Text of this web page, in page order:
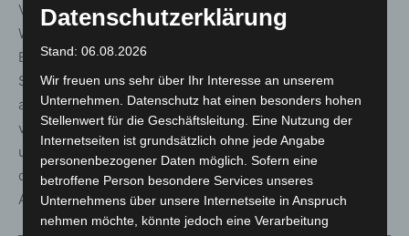
Verkehrsmischfläche angelegt. „Dieser Bereich dient als
Wendepunkt für den Kfz-Verkehr, der mit einer
Einbahnstraßen-Regelung durch diesen Abschnitt der
Stadtparkallee geleitet wird. Er wird aber auch von jenen
angefahren, die etwa zur VHS weiterfahren wollen oder
von diesen kommen. Zudem queren hier alle Fußgänger
und Radfahrer die Straße, auf ihren Wegen in oder aus
dem Stadtpark“, erläutert Benjamin Salmen aus der
Abteilung „Verkehr und Straßen“.
Datenschutzerklärung
Stand: 06.08.2026
Wir freuen uns sehr über Ihr Interesse an unserem
Unternehmen. Datenschutz hat einen besonders hohen
Stellenwert für die Geschäftsleitung. Eine Nutzung der
Internetseiten ist grundsätzlich ohne jede Angabe
personenbezogener Daten möglich. Sofern eine
betroffene Person besondere Services unseres
Unternehmens über unsere Internetseite in Anspruch
nehmen möchte, könnte jedoch eine Verarbeitung